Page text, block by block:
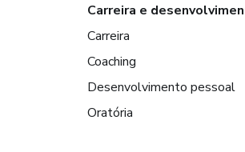
Carreira e
Carreira
Coaching
Desenvolvimento pessoal
Oratória